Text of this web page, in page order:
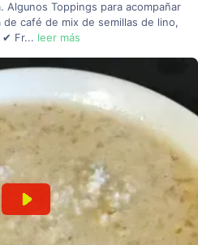
Algunos Toppings para acompañar
café de mix de semillas de lino,
✔ Fr... leer más